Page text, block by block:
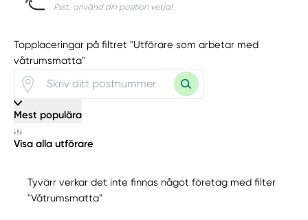
Psst, använd din position vetja!
Topplaceringar på filtret "Utförare som arbetar med
våtrumsmatta"
Mest populära
Visa alla utförare
Tyvärr verkar det inte finnas något företag med filter
"Våtrumsmatta"